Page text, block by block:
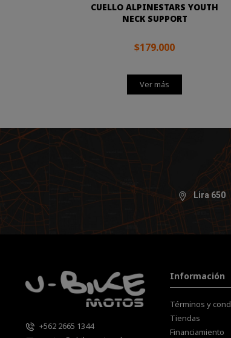
CUELLO ALPINESTARS YOUTH
NECK SUPPORT
$179.000
Ver más
Lira 650
+562 2665 1344
Información
Términos y
Tiendas
Financiamiento